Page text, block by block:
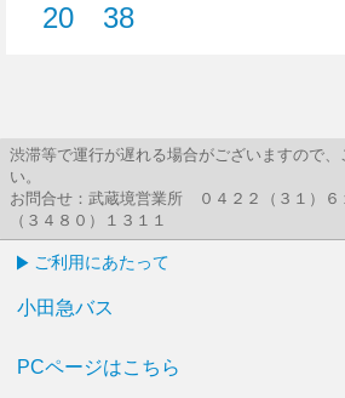
20
38
渋滞等で運行が遅れる場合がございますので、
い。
お問合せ：武蔵境営業所 ０４２２（３１）
（３４８０）１３１１
ご利用にあたって
小田急バス
PCページはこちら